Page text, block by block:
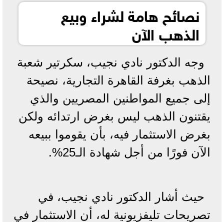
نصائح هامة لشراء وبيع
الذهب الآن
وجه الدكتور نادي نجيب، سكرتير شعبة
الذهب بغرفة القاهرة التجارية، نصيحة
إلى جميع المواطنين المصريين والذي
يقتنون الذهب ليس بغرض ارتدائه ولكن
بغرض الاستثمار فيه، بأن يقوموا ببيعه
الآن فورًا من أجل شهادة الـ25%.
حيث أشار الدكتور نادي نجيب، في
تصريحات تليفزيونية له، أن الاستثمار في